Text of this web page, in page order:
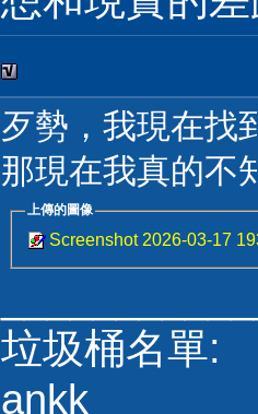
歹勢，我現在找
那現在我真的不
上傳的圖像
Screenshot 2026-03-17
垃圾桶名單:
ankk